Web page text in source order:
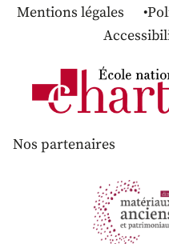
Mentions légales
Nos partenaires